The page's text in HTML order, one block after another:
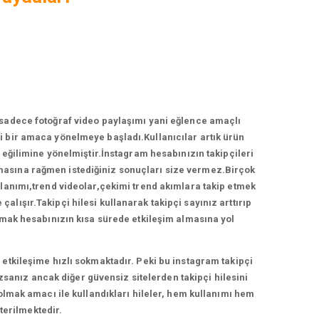
fotoğraf video paylaşımı yani eğlence amaçlı
amaca yönelmeye başladı.Kullanıcılar artık ürün
yönelmiştir.İnstagram hesabınızın takipçileri
rağmen istediğiniz sonuçları size vermez.Birçok
videolar,çekimi trend akımlara takip etmek
hilesi kullanarak takipçi sayınız arttırıp
hesabınızın kısa sürede etkileşim almasına yol
hızlı sokmaktadır. Peki bu instagram takipçi
ancak diğer güvensiz sitelerden takipçi hilesini
amacı ile kullandıkları hileler, hem kullanımı hem